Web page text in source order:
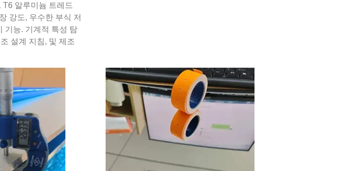
T6 알루미늄 트레드
강도, 우수한 부식 저
기능. 기계적 특성 탐
설계 지침, 및 제조